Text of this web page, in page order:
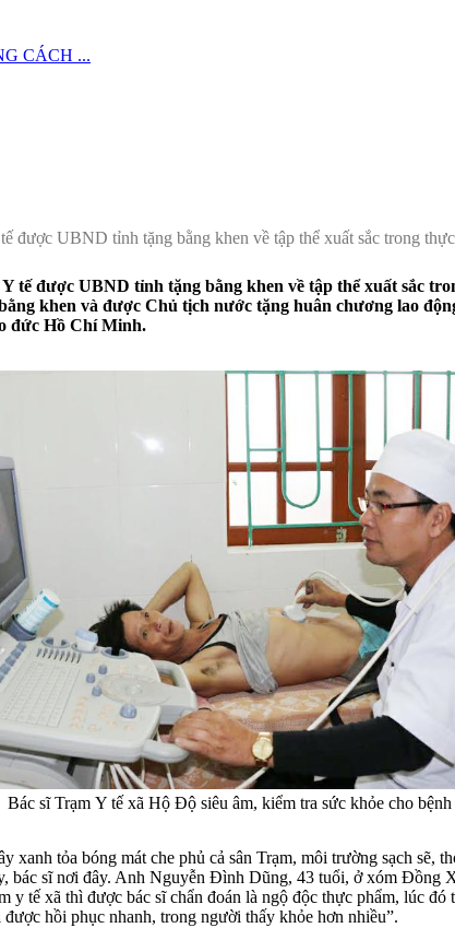
CÁCH ...
được UBND tỉnh tặng bằng khen về tập thể xuất sắc trong
tế được UBND tỉnh tặng bằng khen về tập thể xuất sắc
khen và được Chủ tịch nước tặng huân chương lao
đức Hồ Chí Minh.
B​ác sĩ Trạm Y tế xã Hộ Độ siêu âm, kiểm tra sức khỏe cho bệnh
tỏa bóng mát che phủ cả sân Trạm, môi trường sạch sẽ,
bác sĩ nơi đây. Anh Nguyễn Đình Dũng, 43 tuổi, ở xóm Đồng
tế xã thì được bác sĩ chẩn đoán là ngộ độc thực phẩm, lúc
hồi phục nhanh, trong người thấy khỏe hơn nhiều”.